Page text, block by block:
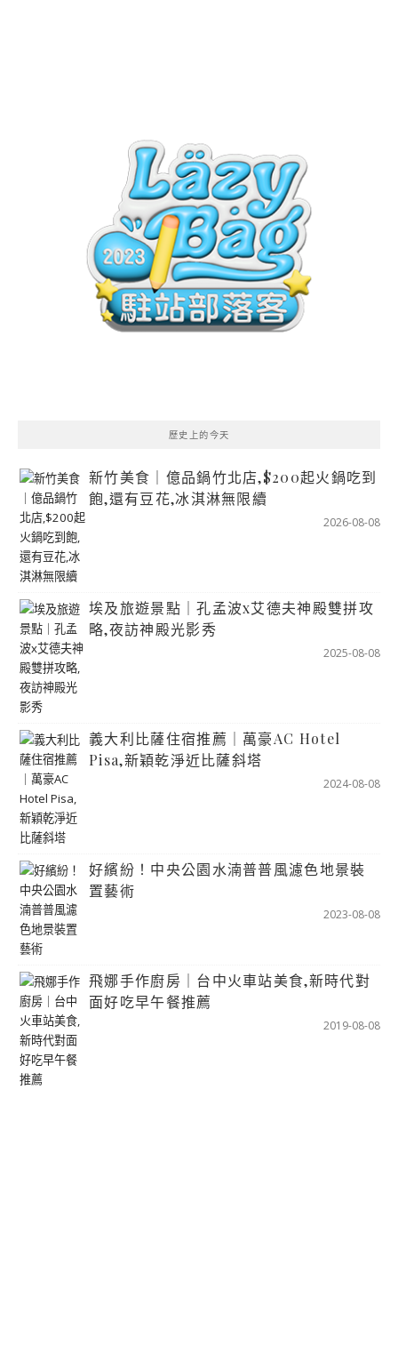
歷史上的今天
新竹美食｜億品鍋竹北店,$200起火鍋吃到
飽,還有豆花,冰淇淋無限續
2026-08-08
埃及旅遊景點｜孔孟波x艾德夫神殿雙拼攻
略,夜訪神殿光影秀
2025-08-08
義大利比薩住宿推薦｜萬豪AC Hotel
Pisa,新穎乾淨近比薩斜塔
2024-08-08
好繽紛！中央公園水湳普普風濾色地景裝
置藝術
2023-08-08
飛娜手作廚房｜台中火車站美食,新時代對
面好吃早午餐推薦
2019-08-08